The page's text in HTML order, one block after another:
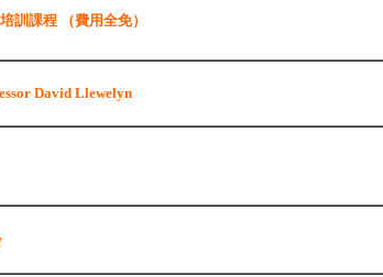
訓課程 （費用全免）
David Llewelyn